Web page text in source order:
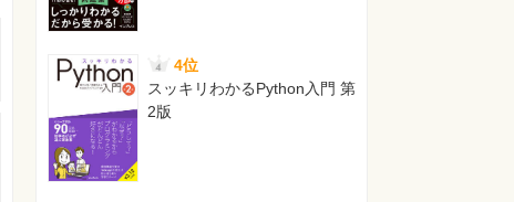
4位
スッキリわかるPython入門 第
2版